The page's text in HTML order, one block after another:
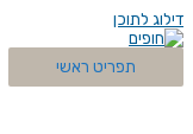
דילוג לתוכן
תפריט ראשי